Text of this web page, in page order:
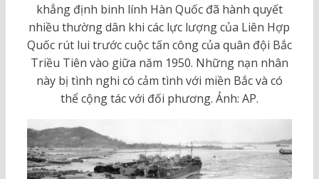
khẳng định binh lính Hàn Quốc đã hành quyết
nhiều thường dân khi các lực lượng của Liên Hợp
Quốc rút lui trước cuộc tấn công của quân đội Bắc
Triều Tiên vào giữa năm 1950. Những nạn nhân
này bị tình nghi có cảm tình với miền Bắc và có
thể cộng tác với đối phương. Ảnh: AP.